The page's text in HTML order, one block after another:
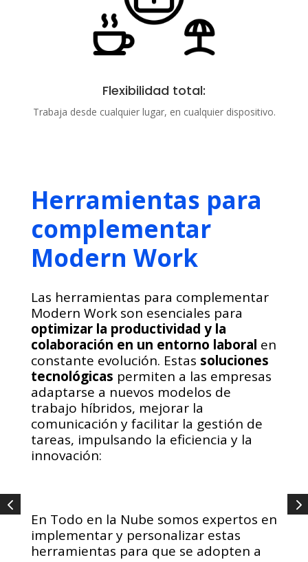
Flexibilidad total:
Trabaja desde cualquier lugar, en cualquier dispositivo.
Herramientas para
complementar
Modern Work
Las herramientas para complementar
Modern Work son esenciales para
optimizar la productividad y la
colaboración en un entorno laboral en
constante evolución. Estas soluciones
tecnológicas permiten a las empresas
adaptarse a nuevos modelos de
trabajo híbridos, mejorar la
comunicación y facilitar la gestión de
tareas, impulsando la eficiencia y la
innovación:
En Todo en la Nube somos expertos en
implementar y personalizar estas
herramientas para que se adopten a